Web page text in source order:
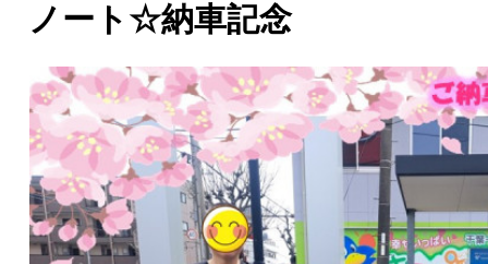
ノート☆納車記念